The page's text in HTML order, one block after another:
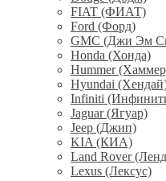
FIAT (ФИАТ)
Ford (Форд)
GMC (Джи Эм
Honda (Хонда)
Hummer
Hyundai
Infiniti
Jaguar (Ягуар)
Jeep (Джип)
KIA (КИА)
Land Rover
Lexus (Лексус)